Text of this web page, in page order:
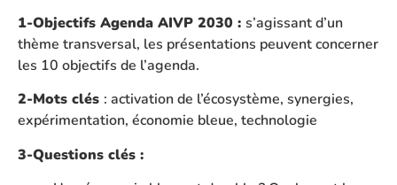
1-Objectifs Agenda AIVP 2030 : s’agissant d’un
thème transversal, les présentations peuvent concerner
les 10 objectifs de l’agenda.
2-Mots clés : activation de l’écosystème, synergies,
expérimentation, économie bleue, technologie
3-Questions clés :